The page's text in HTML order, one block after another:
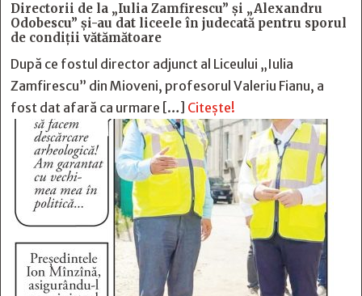
Directorii de la „Iulia Zamfirescu” și „Alexandru
Odobescu” și-au dat liceele în judecată pentru sporul
de condiții vătămătoare
După ce fostul director adjunct al Liceului „Iulia
Zamfirescu” din Mioveni, profesorul Valeriu Fianu, a
fost dat afară ca urmare […] Citește!